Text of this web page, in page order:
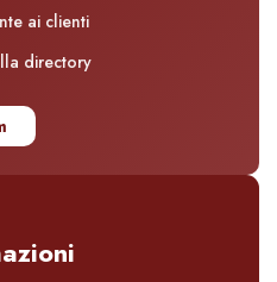
ai clienti
directory